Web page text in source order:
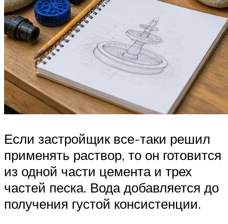
Если застройщик все-таки решил
применять раствор, то он готовится
из одной части цемента и трех
частей песка. Вода добавляется до
получения густой консистенции.